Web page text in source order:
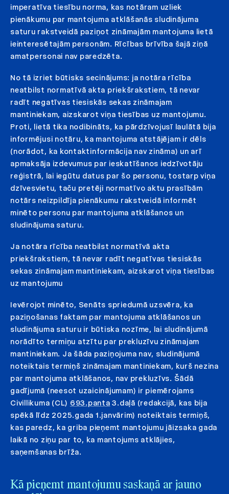
imperatīva tiesību norma, kas notāram uzliek
pienākumu par mantojuma atklāšanās sludinājuma
saturu rakstveidā paziņot zināmajām mantojuma lietā
ieinteresētajām personām. Rīcības brīvība šajā ziņā
amatpersonai nav paredzēta.
No tā izriet būtisks secinājums: ja notāra rīcība
neatbilst normatīvā akta priekšrakstiem, tā nevar
radīt negatīvas tiesiskās sekas zināmajam
mantiniekam, aizskarot viņa tiesības uz mantojumu.
Proti, lietā tika nodibināts, ka pārdzīvojusī laulātā bija
informējusi notāru, ka mantojuma atstājējam ir dēls
(norādot, ka kontaktinformācija nav zināma) un arī
apmaksāja izdevumus par ieskatīšanos iedzīvotāju
reģistrā, lai iegūtu datus par šo personu, tostarp viņa
dzīvesvietu, taču pretēji normatīvo aktu prasībām
notārs neizpildīja pienākumu rakstveidā informēt
minēto personu par mantojuma atklāšanos un
sludinājuma saturu.
Ja notāra rīcība neatbilst normatīvā akta
priekšrakstiem, tā nevar radīt negatīvas tiesiskās
sekas zināmajam mantiniekam, aizskarot viņa tiesības
uz mantojumu
Ievērojot minēto, Senāts spriedumā uzsvēra, ka
paziņošanas faktam par mantojuma atklāšanos un
sludinājuma saturu ir būtiska nozīme, lai sludinājumā
norādīto termiņu atzītu par prekluzīvu zināmajam
mantiniekam. Ja šāda paziņojuma nav, sludinājumā
noteiktais termiņš zināmajam mantiniekam, kurš nezina
par mantojuma atklāšanos, nav prekluzīvs. Šādā
gadījumā (neesot uzaicinājumam) ir piemērojams
Civillikuma (CL) 693.panta 3.daļā (redakcijā, kas bija
spēkā līdz 2025.gada 1.janvārim) noteiktais termiņš,
kas paredz, ka griba pieņemt mantojumu jāizsaka gada
laikā no ziņu par to, ka mantojums atklājies,
saņemšanas brīža.
Kā pieņemt mantojumu saskaņā ar jauno